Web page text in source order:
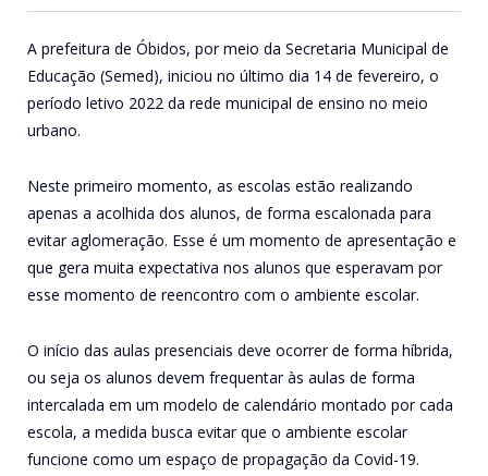
A prefeitura de Óbidos, por meio da Secretaria Municipal de
Educação (Semed), iniciou no último dia 14 de fevereiro, o
período letivo 2022 da rede municipal de ensino no meio
urbano.
Neste primeiro momento, as escolas estão realizando
apenas a acolhida dos alunos, de forma escalonada para
evitar aglomeração. Esse é um momento de apresentação e
que gera muita expectativa nos alunos que esperavam por
esse momento de reencontro com o ambiente escolar.
O início das aulas presenciais deve ocorrer de forma híbrida,
ou seja os alunos devem frequentar às aulas de forma
intercalada em um modelo de calendário montado por cada
escola, a medida busca evitar que o ambiente escolar
funcione como um espaço de propagação da Covid-19.